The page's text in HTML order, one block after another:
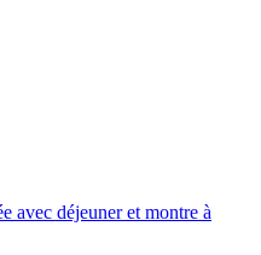
avec déjeuner et montre à